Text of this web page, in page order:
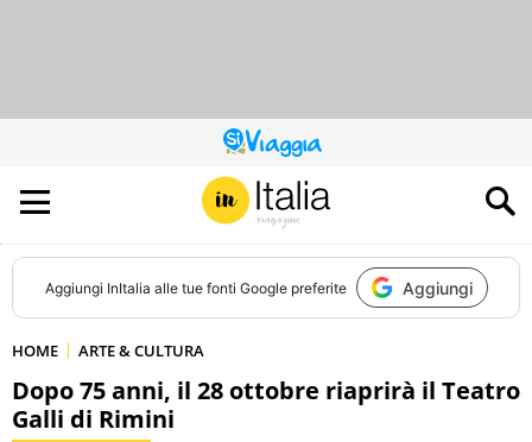
QUESTO
SITO
CONTRIBUISCE
ALL’AUDIENCE
DI
Aggiungi InItalia alle tue fonti Google preferite Aggiungi
HOME ARTE & CULTURA
Dopo 75 anni, il 28 ottobre riaprirà il Teatro
Galli di Rimini